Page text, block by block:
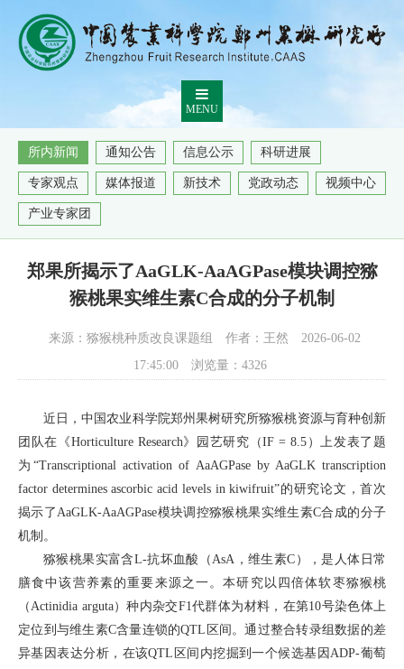
MENU
所内新闻 通知公告 信息公示 科研进展
专家观点 媒体报道 新技术 党政动态 视频中心
产业专家团
郑果所揭示了AaGLK-AaAGPase模块调控猕
猴桃果实维生素C合成的分子机制
来源：猕猴桃种质改良课题组 作者：王然
2026-06-02
17:45:00
浏览量： 4326
近日，中国农业科学院郑州果树研究所猕猴桃资源与育种创新
团队在《Horticulture Research》园艺研究（IF = 8.5）上发表了题
为“Transcriptional activation of AaAGPase by AaGLK transcription
factor determines ascorbic acid levels in kiwifruit”的研究论文，首次
揭示了AaGLK-AaAGPase模块调控猕猴桃果实维生素C合成的分子
机制。
猕猴桃果实富含L-抗坏血酸（AsA，维生素C），是人体日常
膳食中该营养素的重要来源之一。本研究以四倍体软枣猕猴桃
（Actinidia arguta）种内杂交F1代群体为材料，在第10号染色体上
定位到与维生素C含量连锁的QTL区间。通过整合转录组数据的差
异基因表达分析，在该QTL区间内挖掘到一个候选基因ADP-葡萄